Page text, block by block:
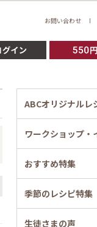
お問い合わせ
ABCオリジナルレ
ワークショップ・
おすすめ特集
季節のレシピ特集
生徒さまの声